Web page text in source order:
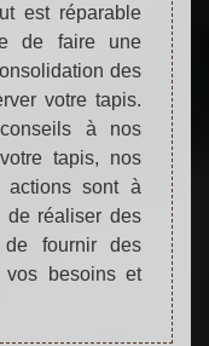
est réparable
de faire une
des
votre tapis.
à nos
tapis, nos
actions sont à
de réaliser des
de fournir des
vos besoins et